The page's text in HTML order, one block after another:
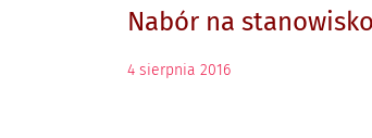
Nabór na stanowisko
4 sierpnia 2016